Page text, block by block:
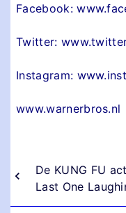
Facebook:
Twitter:
Instagram:
www.warnerbros.nl
De KUNG FU
Last One